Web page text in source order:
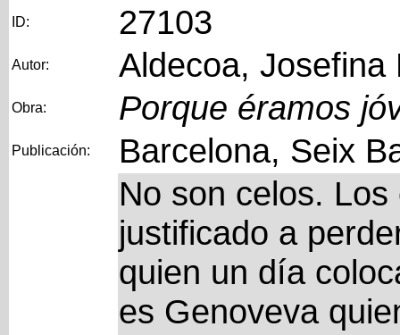
ID: 27103
Autor: Aldecoa, Josefina
Obra: Porque éramos
Publicación: Barcelona, Seix
No son celos.
justificado a
quien un día
es Genoveva